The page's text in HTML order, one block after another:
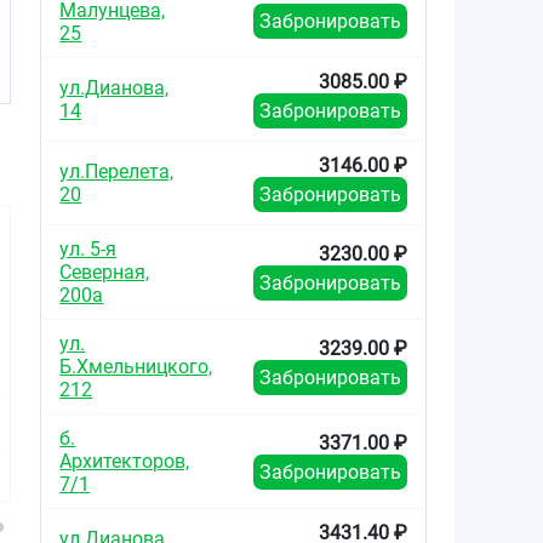
от1285.00₽
Розувастатин-
Вертекс таблетки
покрытые
плёночной
от414.40₽
Вертекс таблетки
покрытые
плёночной
№30
Малунцева,
25
Забронировать
ул.Дианова,
14
3085.00 ₽
Забронировать
ул.Перелета,
20
3146.00 ₽
Забронировать
ул. 5-я
Северная,
200а
3230.00 ₽
Забронировать
ул.
Б.Хмельницкого,
212
3239.00 ₽
Забронировать
б.
Архитекторов,
7/1
3371.00 ₽
Забронировать
3431.40 ₽